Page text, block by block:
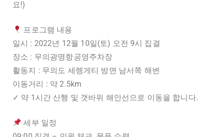
요!)
프로그램 내용
일시 : 2022년 12월 10일(토) 오전 9시 집결
장소 : 무의광명항공영주차장
활동지 : 무의도 세렝게티 방면 남서쪽 해변
이동거리 : 약 2.5km
✓ 약 1시간 산행 및 갯바위 해안선으로 이동을 합니다.
세부 일정